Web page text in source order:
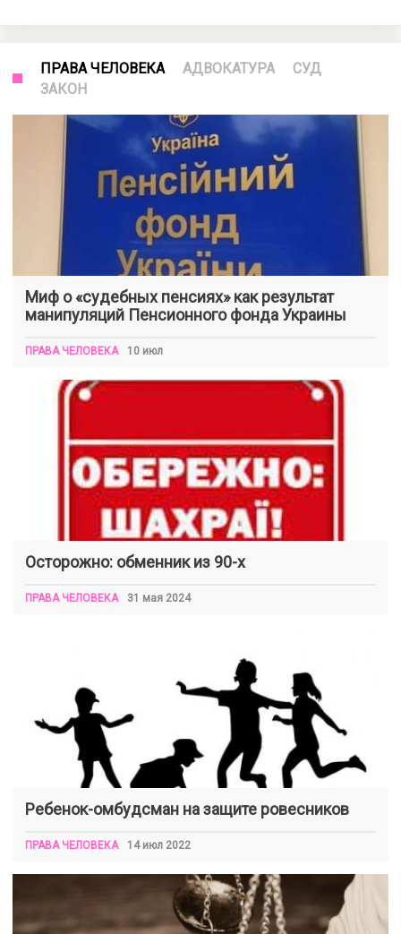
ПРАВА ЧЕЛОВЕКА АДВОКАТУРА
СУД
ЗАКОН
Миф о «судебных пенсиях» как результат
манипуляций Пенсионного фонда Украины
ПРАВА ЧЕЛОВЕКА 10 июл
Осторожно: обменник из 90-х
ПРАВА ЧЕЛОВЕКА 31 мая 2024
Ребенок-омбудсман на защите ровесников
ПРАВА ЧЕЛОВЕКА 14 июл 2022